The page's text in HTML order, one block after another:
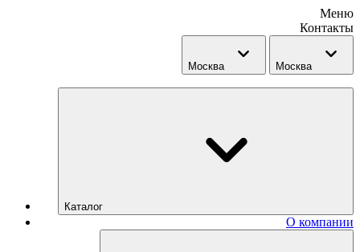
Меню
Контакты
Москва Москва
Каталог
О компании